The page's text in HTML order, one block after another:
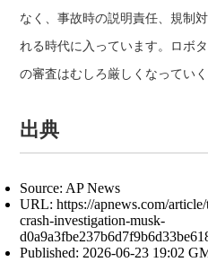
なく、事故時の説明責任、規制
れる時代に入っています。ロボ
の審査はむしろ厳しくなっていく
出典
Source: AP News
URL: https://apnews.com/
crash-investigation-musk-
Published: 2026-06-23 19:02